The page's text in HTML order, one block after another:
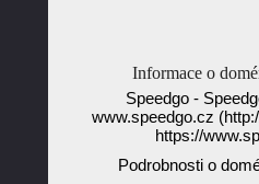
Informace o
Speedgo -
www.speedgo.cz
https://
Podrobnosti o